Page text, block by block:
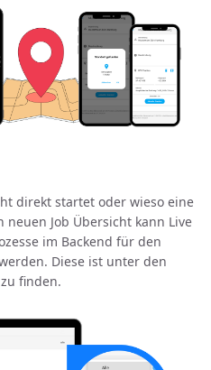
direkt startet oder wieso eine
Job Übersicht kann Live
im Backend für den
Diese ist unter den
finden.